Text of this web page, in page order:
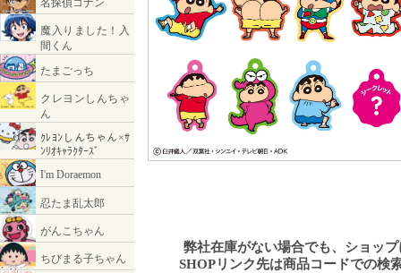
弊社在庫がない場合でも、ショッ
SHOPリンク先は商品コードでの検